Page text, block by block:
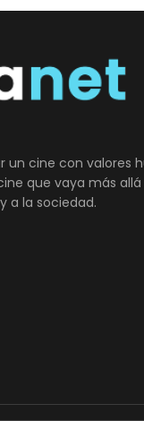
cine con valores
que vaya más allá
a la sociedad.